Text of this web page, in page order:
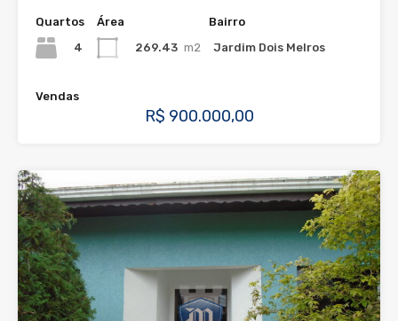
Quartos
4
Área
269.43 m2
Bairro
Jardim Dois Melros
Vendas
R$ 900.000,00